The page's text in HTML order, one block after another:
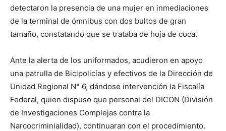
detectaron la presencia de una mujer en inmediaciones
de la terminal de ómnibus con dos bultos de gran
tamaño, constatando que se trataba de hoja de coca.
Ante la alerta de los uniformados, acudieron en apoyo
una patrulla de Bicipolicías y efectivos de la Dirección de
Unidad Regional N° 6, dándose intervención la Fiscalía
Federal, quien dispuso que personal del DICON (División
de Investigaciones Complejas contra la
Narcocriminialidad), continuaran con el procedimiento.